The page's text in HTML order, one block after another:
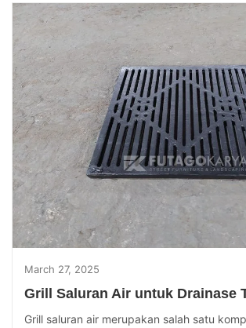
March 27, 2025
Grill Saluran Air untuk Drainase
Grill saluran air merupakan salah satu